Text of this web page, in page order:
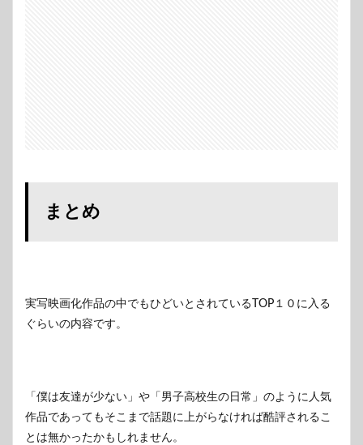
まとめ
実写映画化作品の中でもひどいとされているTOP１０に入る
ぐらいの内容です。
「僕は友達が少ない」や「男子高校生の日常」のように人気
作品であってもそこまで話題に上がらなければ酷評されるこ
とは無かったかもしれません。